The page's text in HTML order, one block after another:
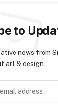
to
news from
art & design.